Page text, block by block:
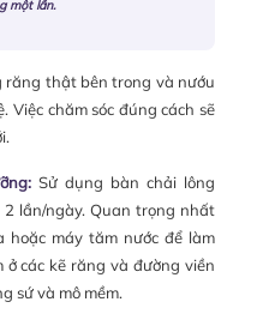
một lần.
răng thật bên trong và nướu
Việc chăm sóc đúng cách sẽ
Sử dụng bàn chải lông
lần/ngày. Quan trọng nhất
hoặc máy tăm nước để làm
các kẽ răng và đường viền
sứ và mô mềm.